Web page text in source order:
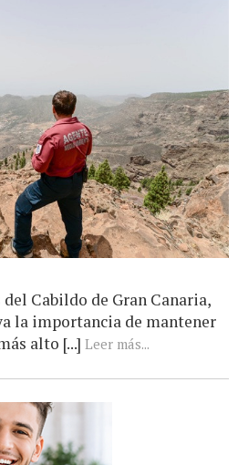
Cabildo de Gran Canaria,
la importancia de mantener
alto [...] Leer más...